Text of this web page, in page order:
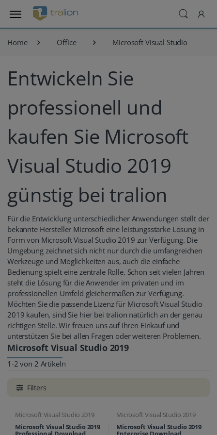
Home Office Microsoft Visual Studio
Entwickeln Sie
professionell und
kaufen Sie Microsoft
Visual Studio 2019
günstig bei tralion
Für die Entwicklung unterschiedlicher Anwendungen stellt der
bekannte Hersteller Microsoft eine leistungsstarke Lösung in
Form von Microsoft Visual Studio 2019 zur Verfügung. Die
Umgebung zeichnet sich nicht nur durch die umfangreichen
Werkzeuge und Möglichkeiten aus, auch die einfache
Bedienung spielt eine zentrale Rolle. Schon seit vielen Jahren
steht die Lösung für die Anwender im privaten und im
professionellen Umfeld gleichermaßen zur Verfügung.
Möchten Sie die passende Lizenz für Microsoft Visual Studio
2019 kaufen, sind Sie hier bei tralion natürlich an der genau
richtigen Stelle. Wir freuen uns auf Ihren Einkauf und
unterstützen Sie bei allen Fragen oder weiteren Problemen.
Microsoft Visual Studio 2019
1-2 von 2 Artikeln
Filters
Microsoft Visual Studio 2019
Microsoft Visual Studio 2019
Microsoft Visual Studio 2019
Microsoft Visual Studio 2019